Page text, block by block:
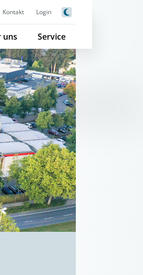
Kontakt Login
uns Service